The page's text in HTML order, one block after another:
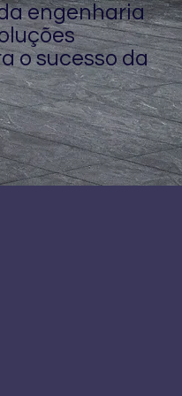
engenharia
o sucesso da